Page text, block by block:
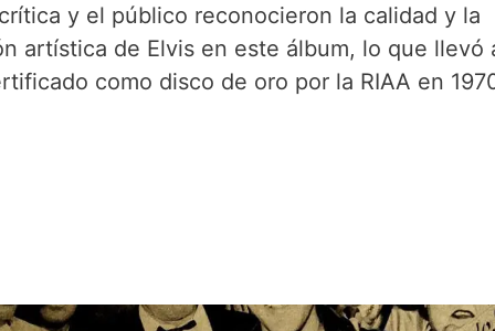
y el público reconocieron la calidad y la
artística de Elvis en este álbum, lo que llevó
como disco de oro por la RIAA en